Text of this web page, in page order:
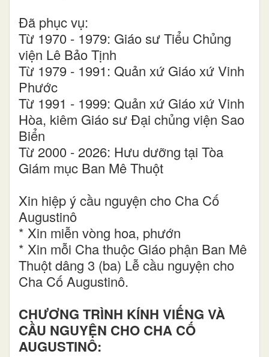
Đã phục vụ:
Từ 1970 - 1979: Giáo sư Tiểu Chủng
viện Lê Bảo Tịnh
Từ 1979 - 1991: Quản xứ Giáo xứ Vinh
Phước
Từ 1991 - 1999: Quản xứ Giáo xứ Vinh
Hòa, kiêm Giáo sư Đại chủng viện Sao
Biển
Từ 2000 - 2026: Hưu dưỡng tại Tòa
Giám mục Ban Mê Thuột
Xin hiệp ý cầu nguyện cho Cha Cố
Augustinô
* Xin miễn vòng hoa, phướn
* Xin mỗi Cha thuộc Giáo phận Ban Mê
Thuột dâng 3 (ba) Lễ cầu nguyện cho
Cha Cố Augustinô.
CHƯƠNG TRÌNH KÍNH VIẾNG VÀ
CẦU NGUYỆN CHO CHA CỐ
AUGUSTINÔ: